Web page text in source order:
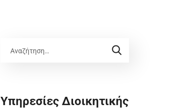
Υπηρεσίες Διοικητικής